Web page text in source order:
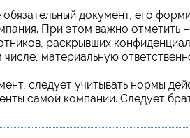
документ, его
При этом важно отметить
раскрывших
числе, материальную
следует учитывать нормы
самой компании. Следует